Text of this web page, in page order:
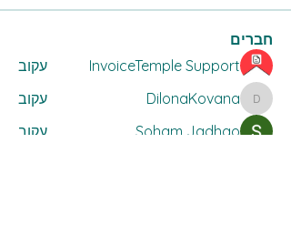
חברים
InvoiceTemple Support
עקוב
DilonaKovana
DilonaKovana
עקוב
Soham Jadhao
עקוב